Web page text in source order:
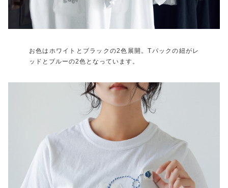
お色はホワイトとブラックの2色展開。Tパックの紐がレ
ッドとブルーの2色となっています。